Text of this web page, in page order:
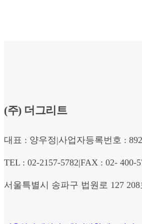
(주) 더그리트
대표 : 양우정|사업자등록번호 :
TEL : 02-2157-5782|FAX : 02- 400-
서울특별시 송파구 법원로 127 208